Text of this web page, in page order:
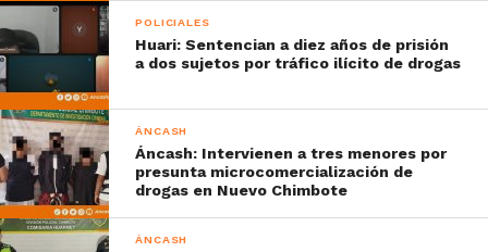
POLICIALES
Huari: Sentencian a diez años de prisión
a dos sujetos por tráfico ilícito de drogas
ÁNCASH
Áncash: Intervienen a tres menores por
presunta microcomercialización de
drogas en Nuevo Chimbote
ÁNCASH